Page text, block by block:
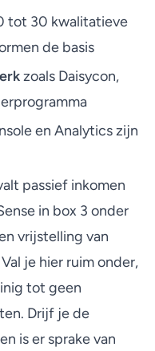
tot 30 kwalitatieve
de basis
zoals Daisycon,
en Analytics zijn
passief inkomen
in box 3 onder
vrijstelling van
je hier ruim onder,
tot geen
Drijf je de
is er sprake van